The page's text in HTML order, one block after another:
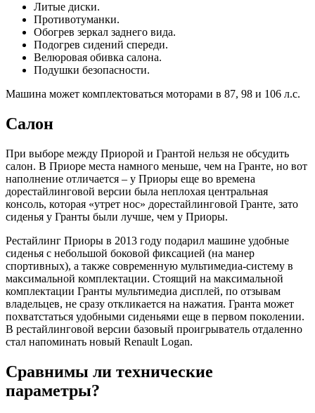
Литые диски.
Противотуманки.
Обогрев зеркал заднего вида.
Подогрев сидений спереди.
Велюровая обивка салона.
Подушки безопасности.
Машина может комплектоваться моторами в 87, 98 и 106 л.с.
Салон
При выборе между Приорой и Грантой нельзя не обсудить
салон. В Приоре места намного меньше, чем на Гранте, но вот
наполнение отличается – у Приоры еще во времена
дорестайлинговой версии была неплохая центральная
консоль, которая «утрет нос» дорестайлинговой Гранте, зато
сиденья у Гранты были лучше, чем у Приоры.
Рестайлинг Приоры в 2013 году подарил машине удобные
сиденья с небольшой боковой фиксацией (на манер
спортивных), а также современную мультимедиа-систему в
максимальной комплектации. Стоящий на максимальной
комплектации Гранты мультимедиа дисплей, по отзывам
владельцев, не сразу откликается на нажатия. Гранта может
похватстаться удобными сиденьями еще в первом поколении.
В рестайлинговой версии базовый проигрыватель отдаленно
стал напоминать новый Renault Logan.
Сравнимы ли технические
параметры?